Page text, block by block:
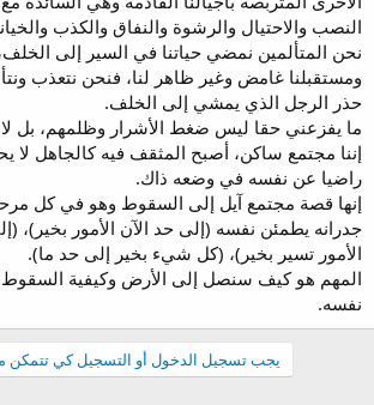
النصب والاحتيال والرشوة والنفاق والكذب
نحن المتألمين نمضي حياتنا في السير إلى الخلف،
ومستقبلنا غامض وغير ظاهر لنا، فنحن نتعذب
حذر الرجل الذي يمشي إلى الخلف.
ما يفزعني حقا ليس ضغط الأشرار وظلمهم، بل
إننا مجتمع ساكن، أصبح المثقف فيه كالجاهل لا
راضيا عن نفسه في وضعه ذاك.
إنها قصة مجتمع آيل إلى السقوط وهو في كل
جدرانه يطمئن نفسه (إلى حد الآن الأمور بخير)،
الأمور تسير بخير)، (كل شيء بخير إلى حد ما).
المهم هو كيف سنصل إلى الأرض وكيفية
نفسه.
يجب تسجيل الدخول أو التسجيل كي تتمكن